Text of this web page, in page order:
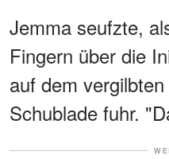
Jemma seufzte,
Fingern über die
auf dem
Schublade fuhr.